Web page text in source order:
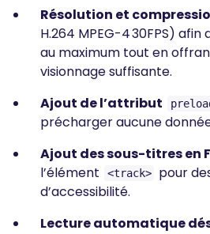
Résolution et
H.264 MPEG-4 30FPS)
au maximum tout en
visionnage suffisante.
Ajout de l’attribut
précharger aucune
Ajout des sous-titres en
l’élément
<track>
pour
d’accessibilité.
Lecture automatique